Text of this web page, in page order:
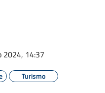
2024, 14:37
Turismo